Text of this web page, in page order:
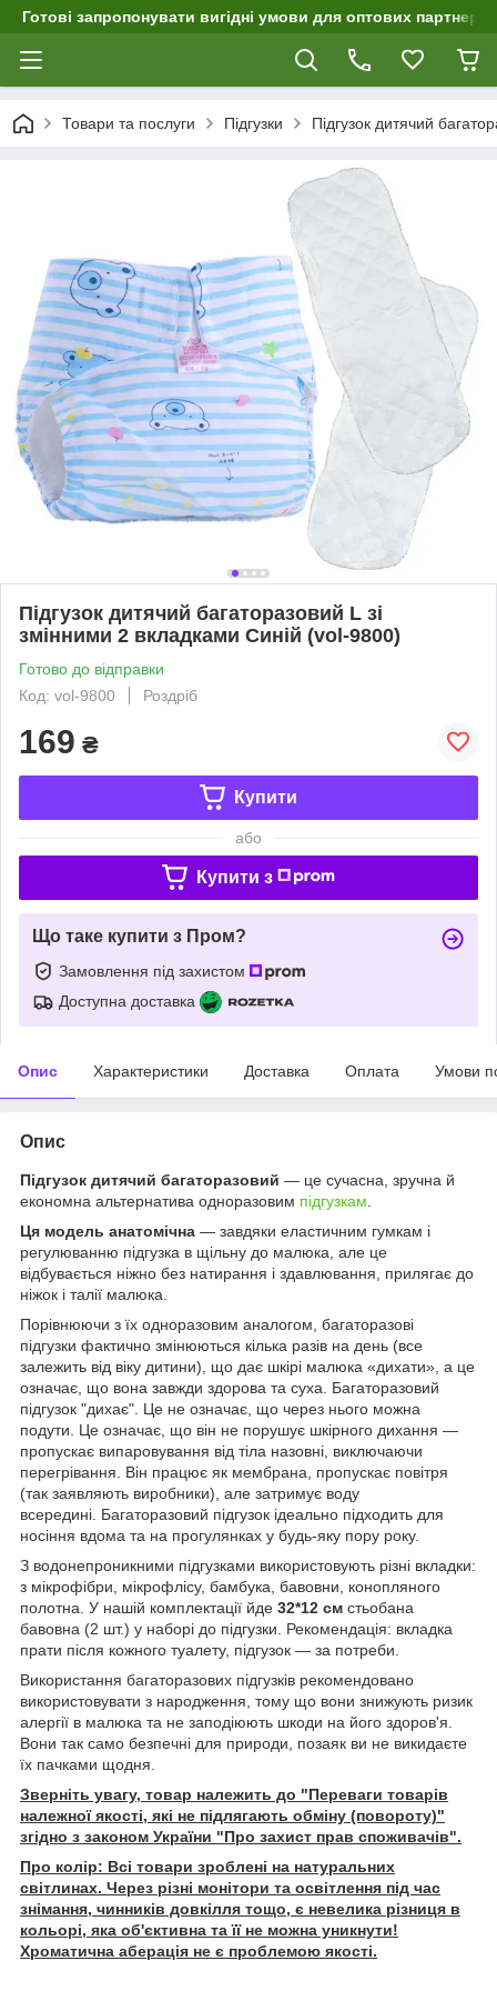
Готові запропонувати вигідні умови для оптових
Товари та послуги Підгузки Підгузок дитячий
Підгузок дитячий багаторазовий L зі
змінними 2 вкладками Синій (vol-9800)
Готово до відправки
Код: vol-9800
Роздріб
169 ₴
Купити
або
Купити з
Що таке купити з Пром?
Замовлення під захистом
Доступна доставка
Опис Характеристики Доставка Оплата Умови
Опис
Підгузок дитячий багаторазовий — це сучасна, зручна й
економна альтернатива одноразовим підгузкам
Ця модель анатомічна — завдяки еластичним гумкам і
регулюванню підгузка в щільну до малюка, але це
відбувається ніжно без натирання і здавлювання, прилягає до
ніжок і талії малюка.
Порівнюючи з їх одноразовим аналогом, багаторазові
підгузки фактично змінюються кілька разів на день (все
залежить від віку дитини), що дає шкірі малюка «дихати», а це
означає, що вона завжди здорова та суха. Багаторазовий
підгузок "дихає". Це не означає, що через нього можна
подути. Це означає, що він не порушує шкірного дихання —
пропускає випаровування від тіла назовні, виключаючи
перегрівання. Він працює як мембрана, пропускає повітря
(так заявляють виробники), але затримує воду
всередині. Багаторазовий підгузок ідеально підходить для
носіння вдома та на прогулянках у будь-яку пору року.
З водонепроникними підгузками використовують різні вкладки:
з мікрофібри, мікрофлісу, бамбука, бавовни, конопляного
полотна. У нашій комплектації йде 32*12 см стьобана
бавовна (2 шт.) у наборі до підгузки. Рекомендація: вкладка
прати після кожного туалету, підгузок — за потреби.
Використання багаторазових підгузків рекомендовано
використовувати з народження, тому що вони знижують ризик
алергії в малюка та не заподіюють шкоди на його здоров'я.
Вони так само безпечні для природи, позаяк ви не викидаєте
їх пачками щодня.
Зверніть увагу, товар належить до "Переваги товарів
належної якості, які не підлягають обміну (повороту)"
згідно з законом України "Про захист прав споживачів".
Про колір: Всі товари зроблені на натуральних
світлинах. Через різні монітори та освітлення під час
знімання, чинників довкілля тощо, є невелика різниця в
кольорі, яка об'єктивна та її не можна уникнути!
Хроматична аберація не є проблемою якості.